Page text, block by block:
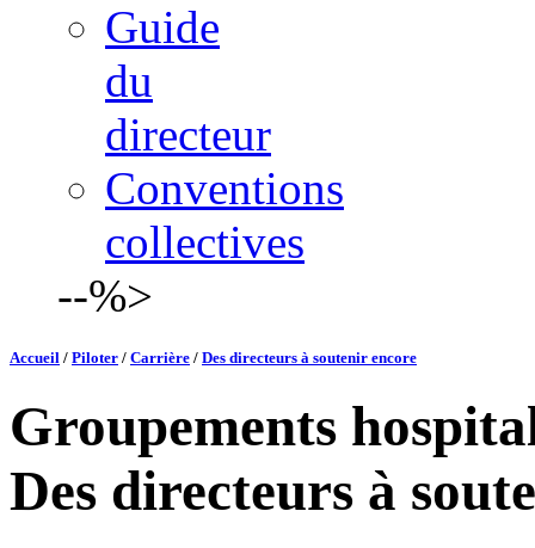
Guide
du
directeur
Conventions
collectives
--%>
Accueil / Piloter / Carrière / Des directeurs à soutenir encore
Groupements
Des directeurs à